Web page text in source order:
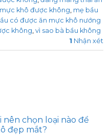
khô được không mẹ bầu
có được ăn mực khô nướng
không vì sao bà bầu không
1 Nhận xét
nên chọn loại nào để
đẹp mắt?